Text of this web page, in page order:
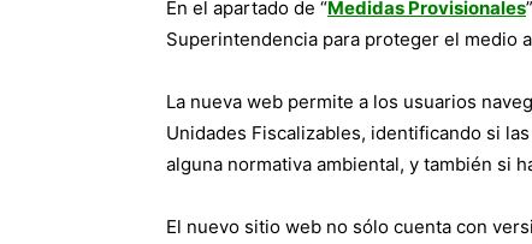
En el apartado de “Medidas Provisionales
Superintendencia para proteger el medio
La nueva web permite a los usuarios
Unidades Fiscalizables, identificando si
alguna normativa ambiental, y también si
El nuevo sitio web no sólo cuenta con